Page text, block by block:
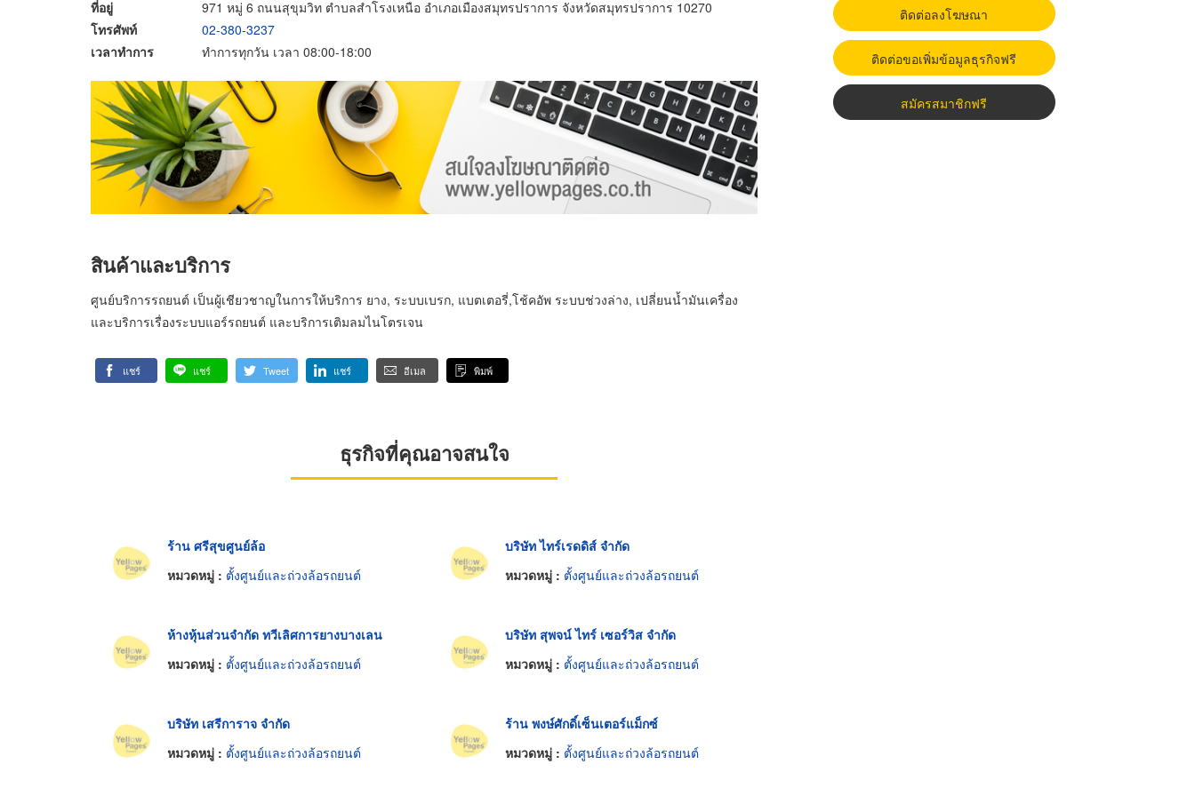
ที่อยู่
971 หมู่ 6 ถนนสุขุมวิท ตำบลสำโรงเหนือ อำเภอเมืองสมุทรปราการ จังหวัดสมุทรปราการ 10270
โทรศัพท์
02-380-3237
เวลาทำการ
ทำการทุกวัน เวลา 08:00-18:00
สินค้าและบริการ
ศูนย์บริการรถยนต์ เป็นผู้เชียวชาญในการให้บริการ ยาง, ระบบเบรก, แบตเตอรี่,โช้คอัพ ระบบช่วงล่าง, เปลี่ยนน้ำมันเครื่อง
และบริการเรื่องระบบแอร์รถยนต์ และบริการเติมลมไนโตรเจน
แชร์ แชร์ Tweet แชร์ อีเมล พิมพ์
ธุรกิจที่คุณอาจสนใจ
ร้าน ศรีสุขศูนย์ล้อ
หมวดหมู่ : ตั้งศูนย์และถ่วงล้อรถยนต์
บริษัท ไทร์เรดดิส์ จำกัด
หมวดหมู่ : ตั้งศูนย์และถ่วงล้อรถยนต์
ห้างหุ้นส่วนจำกัด ทวีเลิศการยางบางเลน
หมวดหมู่ : ตั้งศูนย์และถ่วงล้อรถยนต์
บริษัท สุพจน์ ไทร์ เซอร์วิส จำกัด
หมวดหมู่ : ตั้งศูนย์และถ่วงล้อรถยนต์
บริษัท เสรีการาจ จำกัด
หมวดหมู่ : ตั้งศูนย์และถ่วงล้อรถยนต์
ร้าน พงษ์ศักดิ์เซ็นเตอร์แม็กซ์
หมวดหมู่ : ตั้งศูนย์และถ่วงล้อรถยนต์
ติดต่อลงโฆษณา
ติดต่อขอเพิ่มข้อมูลธุรกิจฟรี
สมัครสมาชิกฟรี